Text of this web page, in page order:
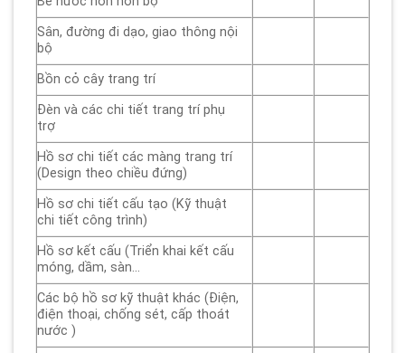
Sân, đường đi dạo, giao thông nội
bộ
Bồn cỏ cây trang trí
Đèn và các chi tiết trang trí phụ
trợ
Hồ sơ chi tiết các màng trang trí
(Design theo chiều đứng)
Hồ sơ chi tiết cấu tạo (Kỹ thuật
chi tiết công trình)
Hồ sơ kết cấu (Triển khai kết cấu
móng, dầm, sàn…
Các bộ hồ sơ kỹ thuật khác (Điện,
điện thoại, chống sét, cấp thoát
nước )